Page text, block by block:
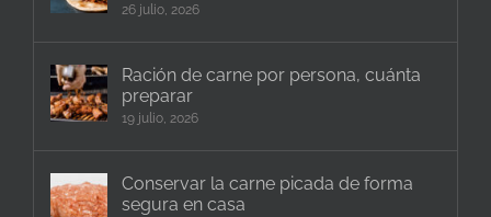
26 julio, 2026
Ración de carne por persona, cuánta
preparar
19 julio, 2026
Conservar la carne picada de forma
segura en casa